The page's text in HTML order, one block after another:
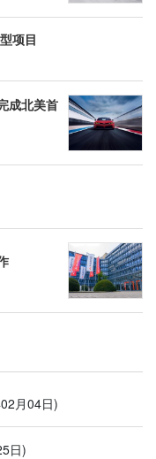
项目
成北美首
月04日)
日)